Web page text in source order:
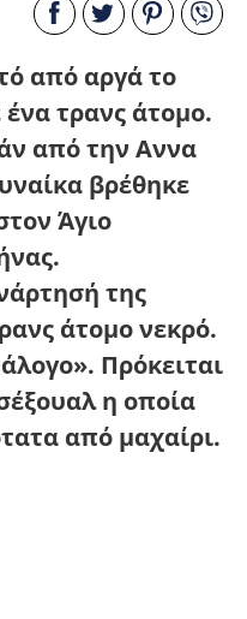
από αργά το
τρανς άτομο.
από την Αννα
βρέθηκε
Άγιο
της
άτομο νεκρό.
Πρόκειται
η οποία
από μαχαίρι.